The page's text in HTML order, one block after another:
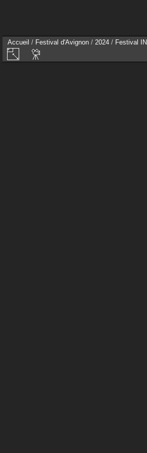
Accueil / Festival d'Avignon / 2024 / Festival IN